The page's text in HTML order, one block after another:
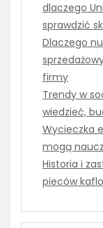
dlaczego
sprawdzić
Dlaczego
firmy
Trendy w
wiedzieć,
Wycieczka
mogą
Historia i
pieców